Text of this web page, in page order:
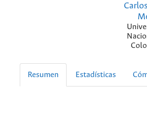
Resumen Estadísticas